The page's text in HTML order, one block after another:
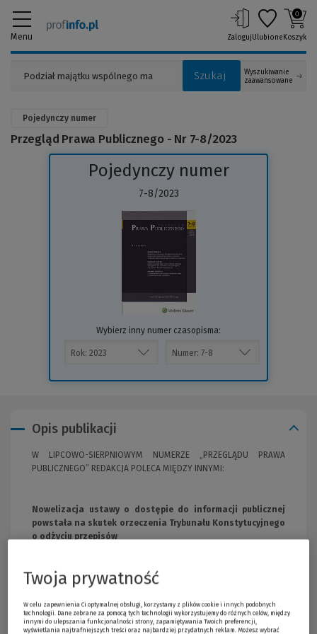
Menu
Szukaj
Wyszukiwanie
zaawansowane
ZalogujUlubione
0
Koszyk
Pojedynczy numer
Przegląd Prawa Publicznego - Nr 7-8/2023
Pojedynczy numer
7-8/2023
do
Wybierz inny numer czasopisma:
Opis publikacji
W LIPCOWO-SIERPNIOWYM NUMERZE „PRZEGLĄDU PRAWA
PUBLICZNEGO” REDAKCJA POLECA MIĘDZY INNYMI:
Nowelizacja ustawy o dostępie do informacji publicznej
powstała na skutek orzeczenia Trybunału Konstytucyjnego
o odżyciu przepisów
Kancelarii Sejmu; adiunkt, Wydział Nauk Prawnych, Administracji i
Bezpieczeństwa, Menedżerska Akademia Nauk Stosowanych w
Twoja prywatność
W celu zapewnienia Ci optymalnej obsługi, korzystamy z plików cookie i innych podobnych
technologii. Dane zebrane za pomocą tych technologii wykorzystujemy do różnych celów, między
innymi do ulepszania funkcjonalności strony, zapamiętywania Twoich preferencji,
wyświetlania najtrafniejszych treści oraz najbardziej przydatnych reklam. Możesz wybrać